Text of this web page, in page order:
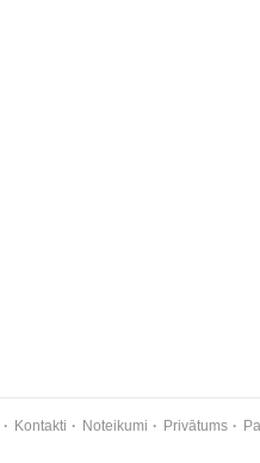
Kontakti Noteikumi Privātums